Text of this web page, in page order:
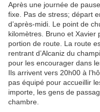
Après une journée de
fixe. Pas de stress; départ
d’après-midi. Le point de
kilomètres. Bruno et
portion de route. La route
rentrant d’Alcaniz du
pour les encourager dans
Ils arrivent vers 20h00 à
pas équipé pour accueillir
importe, les gens de
chambre.